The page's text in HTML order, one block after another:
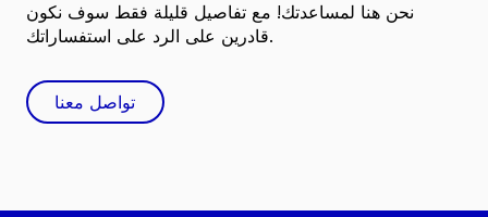
نحن هنا لمساعدتك! مع تفاصيل قليلة فقط سوف نكون
قادرين على الرد على استفساراتك.
تواصل معنا